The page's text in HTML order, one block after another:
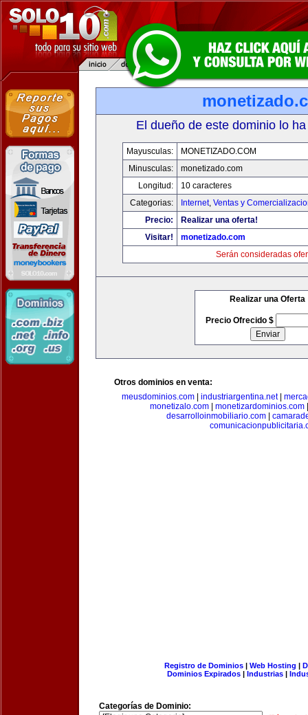
El dueño de este dominio lo
Mayusculas:
MONETIZADO.COM
Minusculas:
monetizado.com
Longitud:
10 caracteres
Categorias:
Internet, Ventas y
Precio:
Realizar una oferta!
Visitar!
monetizado.com
Serán consideradas
Realizar una Oferta
Precio Ofrecido $
Otros dominios en venta:
meusdominios.com| industriargentina.net|
monetizalo.com| monetizardominios.com
desarrolloinmobiliario.com
Registro de Dominios| Web Hosting |
Dominios Expirados | Industrias |
Categorías de Dominio: